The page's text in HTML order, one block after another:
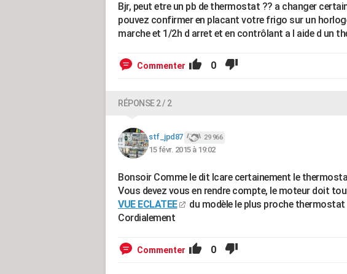
Bjr, peut etre un pb de thermostat ?? a changer
pouvez confirmer en placant votre frigo sur un
marche et 1/2h d arret et en contrôlant a l aide d un
Commenter 0
RÉPONSE 2 / 2
stf_jpd87 29 966
15 févr. 2015 à 19:02
Bonsoir Comme le dit Icare certainement le
Vous devez vous en rendre compte, le moteur doit
VUE ECLATEE
du modèle le plus proche thermostat
Cordialement
Commenter 0